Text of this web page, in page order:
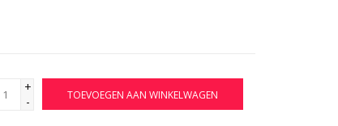
+
-
TOEVOEGEN AAN WINKELWAGEN